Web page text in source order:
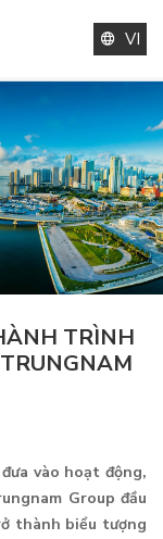
VI
TRÌNH
vào hoạt động,
Group đầu
thành biểu tượng